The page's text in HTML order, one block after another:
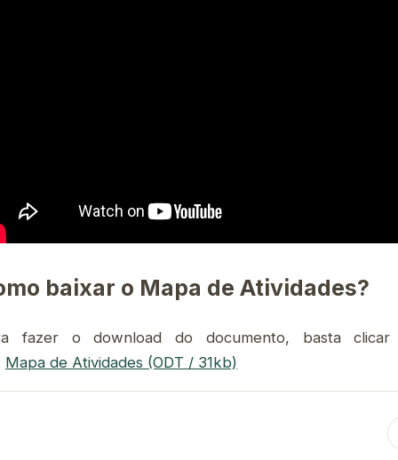
baixar o Mapa de Atividades?
fazer o download do documento, basta
Mapa de Atividades (ODT / 31kb)